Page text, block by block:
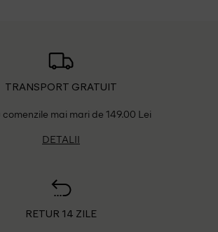
TRANSPORT GRATUIT
comenzile mai mari de 149.00 Lei
DETALII
RETUR 14 ZILE